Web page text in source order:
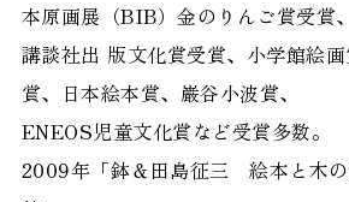
本原画展（BIB）金のりんご賞受賞、
講談社出 版文化賞受賞、小学館絵
賞、日本絵本賞、巌谷小波賞、
ENEOS児童文化賞など受賞多数。
2009年「鉢＆田島征三 絵本と木